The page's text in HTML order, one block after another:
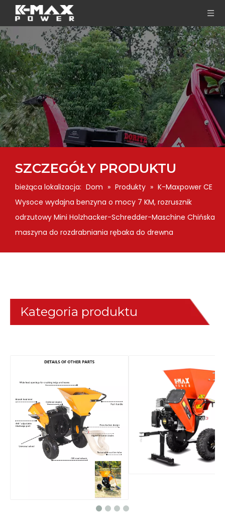
SZCZEGÓŁY PRODUKTU
bieżąca lokalizacja: Dom » Produkty » K-Maxpower CE
Wysoce wydajna benzyna o mocy 7 KM, rozrusznik
odrzutowy Mini Holzhacker-Schredder-Maschine Chińska
maszyna do rozdrabniania rębaka do drewna
Kategoria produktu